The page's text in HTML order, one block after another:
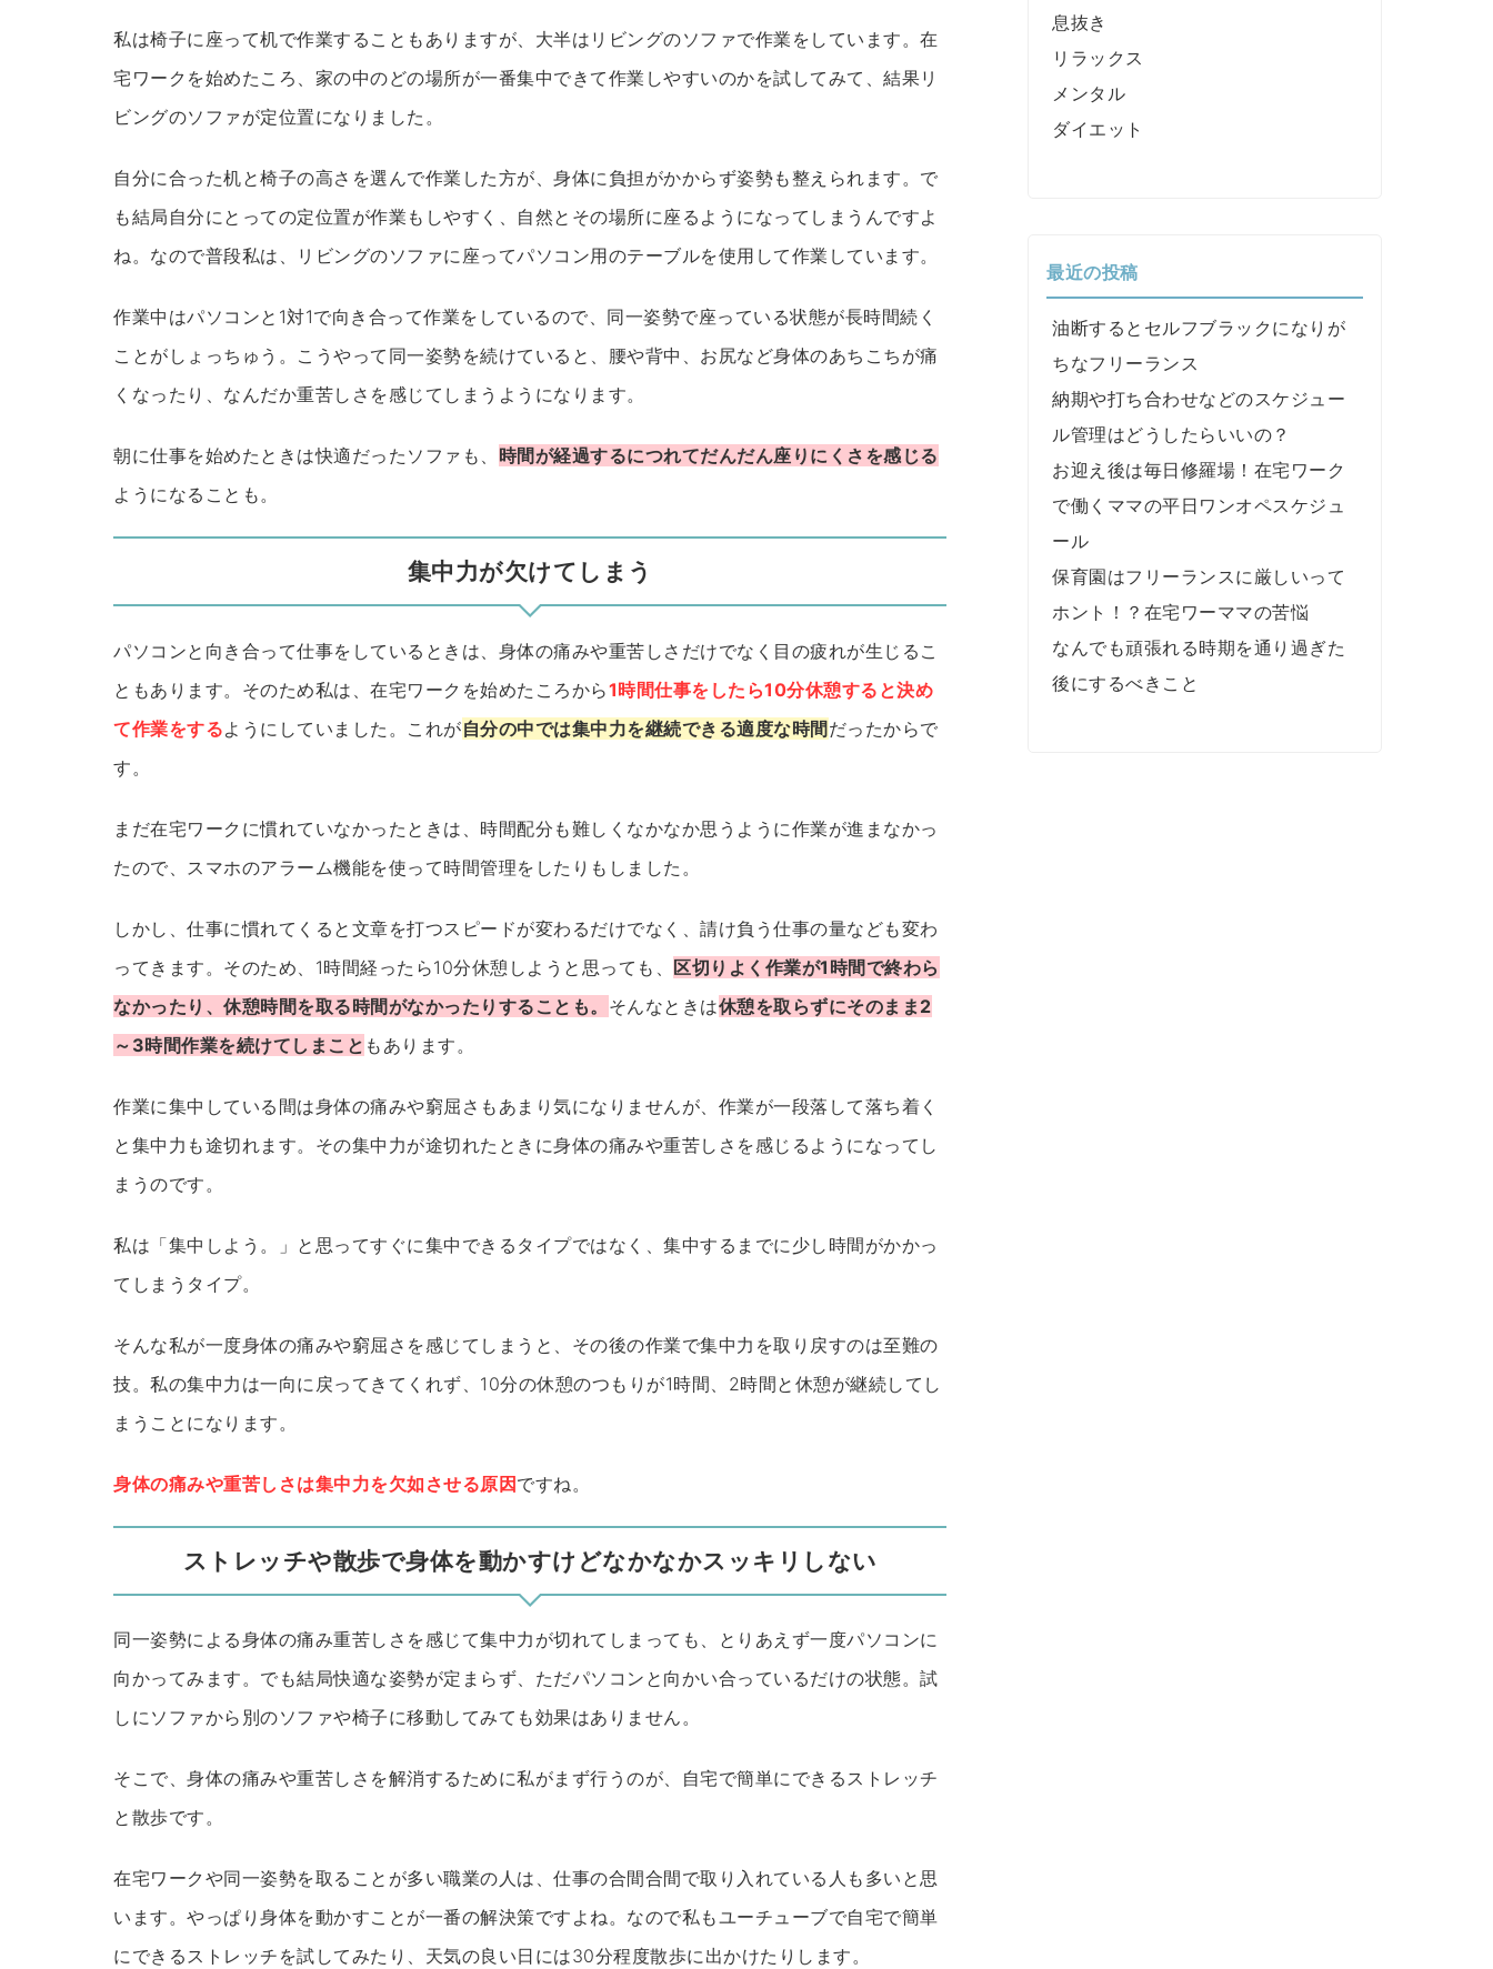
私は椅子に座って机で作業することもありますが、大半はリビングのソファで作業をしています。在
宅ワークを始めたころ、家の中のどの場所が一番集中できて作業しやすいのかを試してみて、結果リ
ビングのソファが定位置になりました。
自分に合った机と椅子の高さを選んで作業した方が、身体に負担がかからず姿勢も整えられます。で
も結局自分にとっての定位置が作業もしやすく、自然とその場所に座るようになってしまうんですよ
ね。なので普段私は、リビングのソファに座ってパソコン用のテーブルを使用して作業しています。
作業中はパソコンと1対1で向き合って作業をしているので、同一姿勢で座っている状態が長時間続く
ことがしょっちゅう。こうやって同一姿勢を続けていると、腰や背中、お尻など身体のあちこちが痛
くなったり、なんだか重苦しさを感じてしまうようになります。
朝に仕事を始めたときは快適だったソファも、 時間が経過するにつれてだんだん座りにくさを感じる
ようになることも。
集中力が欠けてしまう
パソコンと向き合って仕事をしているときは、身体の痛みや重苦しさだけでなく目の疲れが生じるこ
ともあります。そのため私は、在宅ワークを始めたころから1時間仕事をしたら10分休憩すると決め
て作業をするようにしていました。これが自分の中では集中力を継続できる適度な時間だったからで
す。
まだ在宅ワークに慣れていなかったときは、時間配分も難しくなかなか思うように作業が進まなかっ
たので、スマホのアラーム機能を使って時間管理をしたりもしました。
しかし、仕事に慣れてくると文章を打つスピードが変わるだけでなく、請け負う仕事の量なども変わ
ってきます。そのため、1時間経ったら10分休憩しようと思っても、 区切りよく作業が1時間で終わら
なかったり、休憩時間を取る時間がなかったりすることも。 そんなときは休憩を取らずにそのまま2
～3時間作業を続けてしまこと もあります。
作業に集中している間は身体の痛みや窮屈さもあまり気になりませんが、作業が一段落して落ち着く
と集中力も途切れます。その集中力が途切れたときに身体の痛みや重苦しさを感じるようになってし
まうのです。
私は「集中しよう。」と思ってすぐに集中できるタイプではなく、集中するまでに少し時間がかかっ
てしまうタイプ。
そんな私が一度身体の痛みや窮屈さを感じてしまうと、その後の作業で集中力を取り戻すのは至難の
技。私の集中力は一向に戻ってきてくれず、10分の休憩のつもりが1時間、2時間と休憩が継続してし
まうことになります。
身体の痛みや重苦しさは集中力を欠如させる原因ですね。
ストレッチや散歩で身体を動かすけどなかなかスッキリしない
同一姿勢による身体の痛み重苦しさを感じて集中力が切れてしまっても、とりあえず一度パソコンに
向かってみます。でも結局快適な姿勢が定まらず、ただパソコンと向かい合っているだけの状態。試
しにソファから別のソファや椅子に移動してみても効果はありません。
そこで、身体の痛みや重苦しさを解消するために私がまず行うのが、自宅で簡単にできるストレッチ
と散歩です。
在宅ワークや同一姿勢を取ることが多い職業の人は、仕事の合間合間で取り入れている人も多いと思
います。やっぱり身体を動かすことが一番の解決策ですよね。なので私もユーチューブで自宅で簡単
にできるストレッチを試してみたり、天気の良い日には30分程度散歩に出かけたりします。
息抜き
リラックス
メンタル
ダイエット
最近の投稿
油断するとセルフブラックになりが
ちなフリーランス
納期や打ち合わせなどのスケジュー
ル管理はどうしたらいいの？
お迎え後は毎日修羅場！在宅ワーク
で働くママの平日ワンオペスケジュ
ール
保育園はフリーランスに厳しいって
ホント！？在宅ワーママの苦悩
なんでも頑張れる時期を通り過ぎた
後にするべきこと